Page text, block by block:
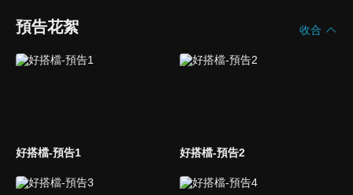
預告花絮 收合
好搭檔-預告1 好搭檔-預告2